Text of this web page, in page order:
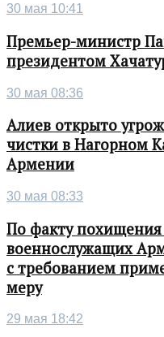
30 мая 10:41
Премьер-министр
президентом
30 мая 08:36
Алиев открыто
чистки в Нагорном
Армении
30 мая 08:33
По факту похищения
военнослужащих
с требованием
меру
29 мая 18:42